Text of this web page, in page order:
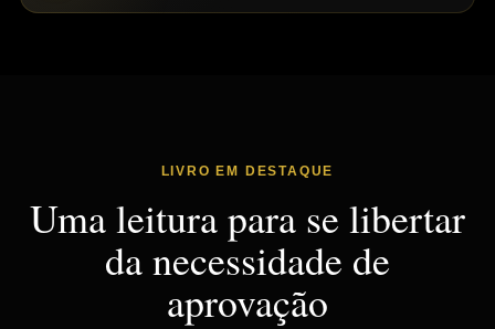
LIVRO EM DESTAQUE
Uma leitura para se libertar
da necessidade de
aprovação